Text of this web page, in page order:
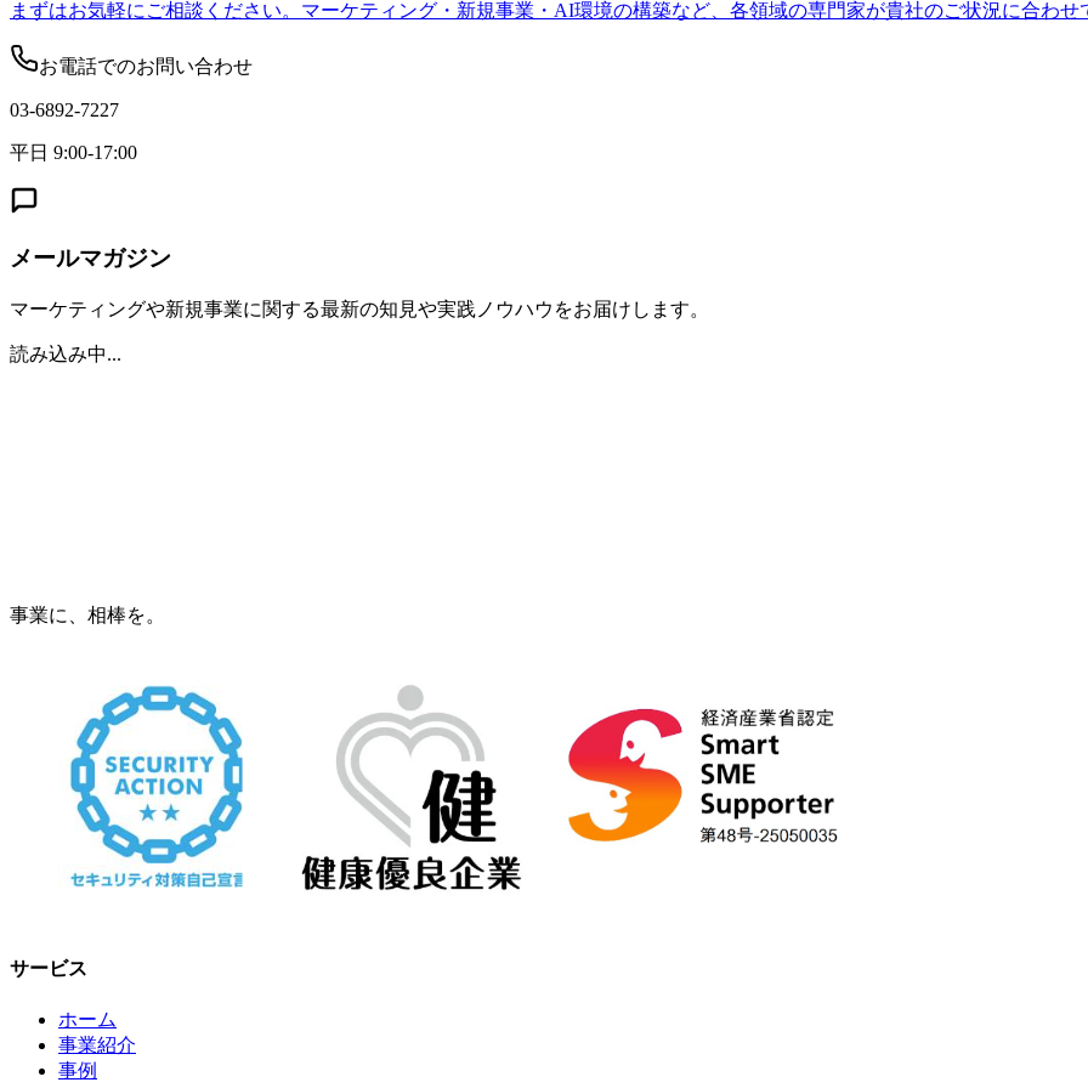
まずはお気軽にご相談ください。マーケティング・新規事業・AI環境の構築など、各領域の専門家が貴社のご状況に合わせ
お電話でのお問い合わせ
03-6892-7227
平日 9:00-17:00
メールマガジン
マーケティングや新規事業に関する最新の知見や実践ノウハウをお届けします。
読み込み中...
事業に、相棒を。
サービス
ホーム
事業紹介
事例